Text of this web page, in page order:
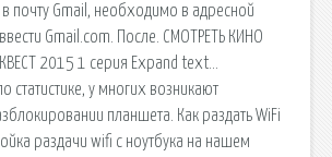
почту Gmail, необходимо в адресной
Gmail.com. После. СМОТРЕТЬ КИНО
2015 1 серия Expand text…
статистике, у многих возникают
планшета. Как раздать WiFi
раздачи wifi с ноутбука на нашем